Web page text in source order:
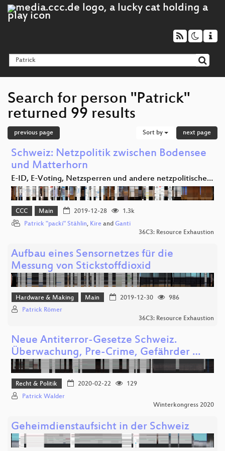
Search for person "Patrick"
returned 99 results
previous page Sort by next page
Schweiz: Netzpolitik zwischen Bodensee
und Matterhorn
E-ID, E-Voting, Netzsperren und andere netzpolitische…
CCC Main 2019-12-28
1.3k
Patrick "packi" Stählin, Kire and Ganti
36C3: Resource Exhaustion
Aufbau eines Sensornetzes für die
Messung von Stickstoffdioxid
Hardware & Making Main 2019-12-30
986
Patrick Römer
36C3: Resource Exhaustion
Neue Antiterror-Gesetze Schweiz.
Überwachung, Pre-Crime, Gefährder …
Recht & Politik 2020-02-22
129
Patrick Walder
Winterkongress 2020
Geheimdienstaufsicht in der Schweiz